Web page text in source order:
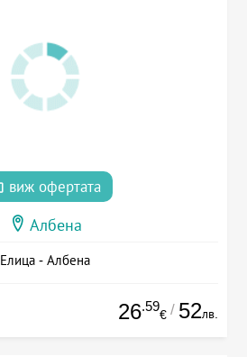
виж офертата
Албена
Елица - Албена
26.59
€ / 52лв.